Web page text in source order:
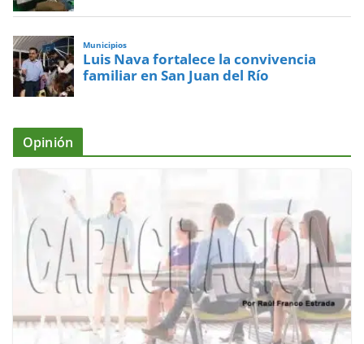
Municipios
Luis Nava fortalece la convivencia
familiar en San Juan del Río
Opinión